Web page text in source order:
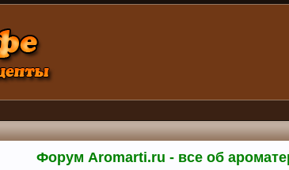
Форум Aromarti.ru - все об